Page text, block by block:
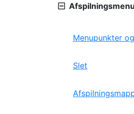
Menupunkter
Slet